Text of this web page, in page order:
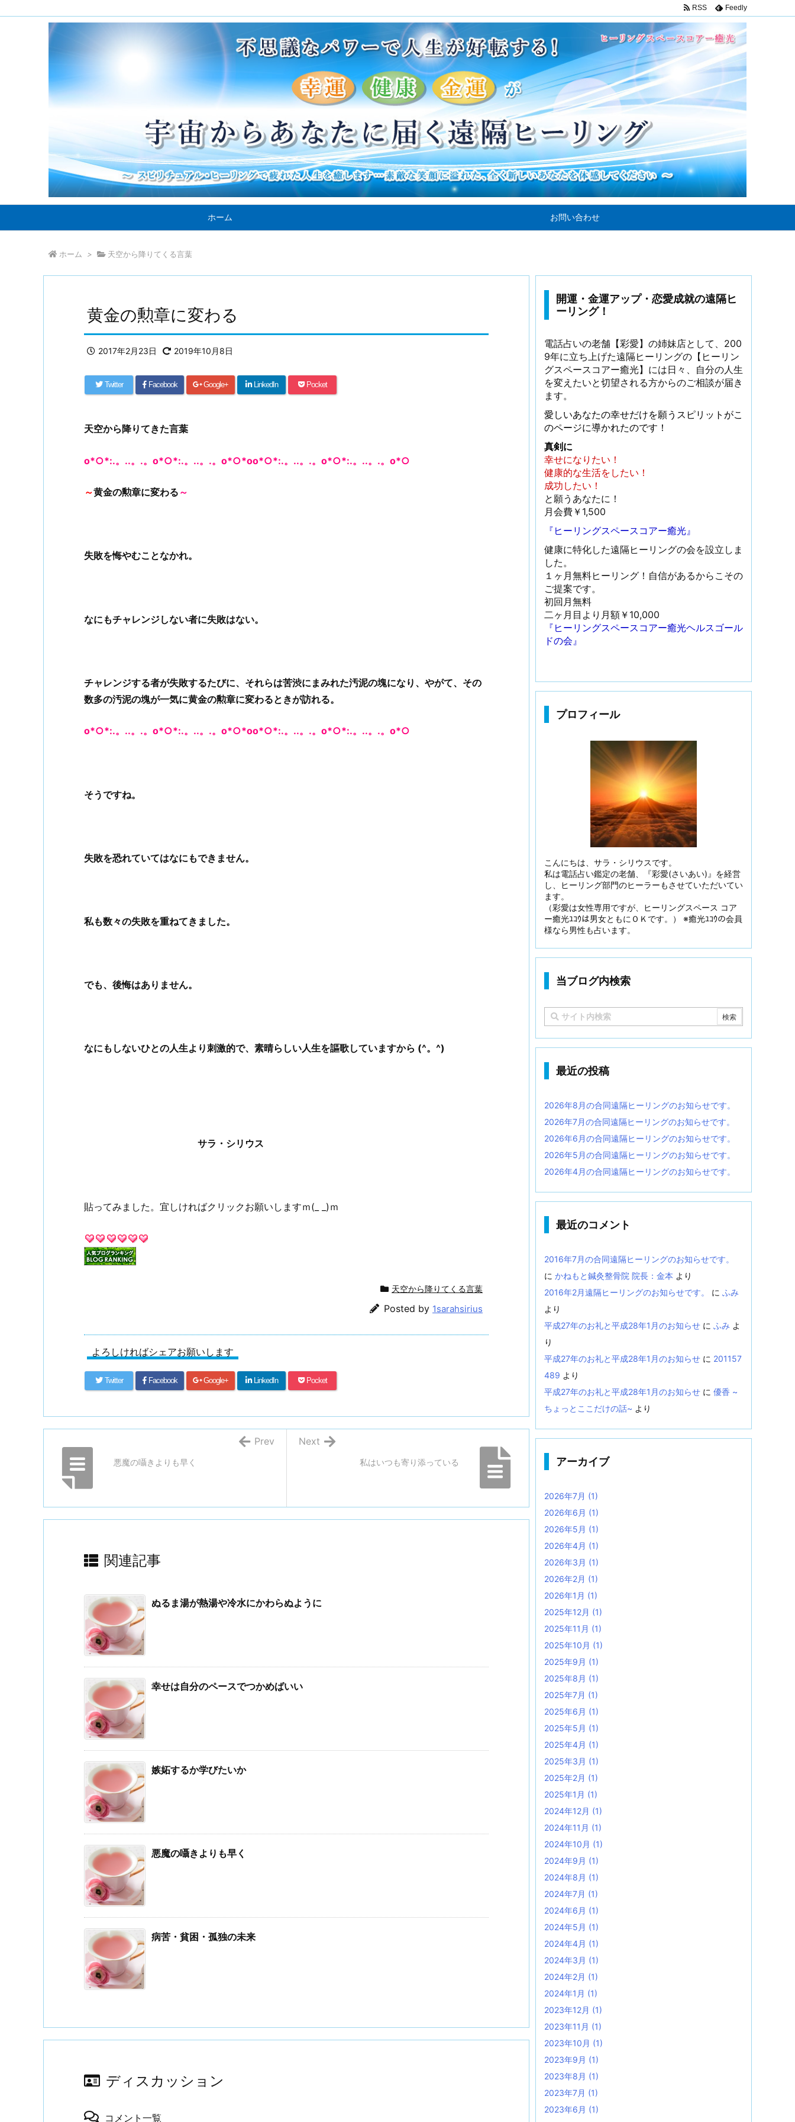
ホーム お問い合わせ
RSS Feedly
ホーム > 天空から降りてくる言葉
黄金の勲章に変わる
2017年2月23日 2019年10月8日
Twitter Facebook Google+ LinkedIn Pocket
天空から降りてきた言葉
o*○*:.。..。.。o*○*:.。..。.。o*○*oo*○*:.。..。.。o*○*:.。..。.。o*○
～黄金の勲章に変わる ～
失敗を悔やむことなかれ。
なにもチャレンジしない者に失敗はない。
チャレンジする者が失敗するたびに、それらは苦渋にまみれた汚泥の塊になり、やがて、その
数多の汚泥の塊が一気に黄金の勲章に変わるときが訪れる。
o*○*:.。..。.。o*○*:.。..。.。o*○*oo*○*:.。..。.。o*○*:.。..。.。o*○
そうですね。
失敗を恐れていてはなにもできません。
私も数々の失敗を重ねてきました。
でも、後悔はありません。
なにもしないひとの人生より刺激的で、素晴らしい人生を謳歌していますから (^。^)
サラ・シリウス
貼ってみました。宜しければクリックお願いしますｍ(_ _)ｍ
天空から降りてくる言葉
Posted by 1sarahsirius
よろしければシェアお願いします
Twitter Facebook Google+ LinkedIn Pocket
私はいつも寄り添っている
Next
悪魔の囁きよりも早く
Prev
関連記事
ぬるま湯が熱湯や冷水にかわらぬように
幸せは自分のペースでつかめばいい
嫉妬するか学びたいか
悪魔の囁きよりも早く
病苦・貧困・孤独の未来
ディスカッション
コメント一覧
開運・金運アップ・恋愛成就の遠隔ヒ
ーリング！
電話占いの老舗【彩愛】の姉妹店として、200
9年に立ち上げた遠隔ヒーリングの【ヒーリン
グスペースコアー癒光】には日々、自分の人生
を変えたいと切望される方からのご相談が届き
ます。
愛しいあなたの幸せだけを願うスピリットがこ
のページに導かれたのです！
真剣に
幸せになりたい！
健康的な生活をしたい！
成功したい！
と願うあなたに！
月会費￥1,500
『ヒーリングスペースコアー癒光』
健康に特化した遠隔ヒーリングの会を設立しま
した。
１ヶ月無料ヒーリング！自信があるからこその
ご提案です。
初回月無料
二ヶ月目より月額￥10,000
『ヒーリングスペースコアー癒光ヘルスゴール
ドの会』
プロフィール
こんにちは、サラ・シリウスです。
私は電話占い鑑定の老舗、『彩愛(さいあい)』を経営
し、ヒーリング部門のヒーラーもさせていただいてい
ます。
（彩愛は女性専用ですが、ヒーリングスペース コア
ー癒光ﾕｺｳは男女ともにＯＫです。） ※癒光ﾕｺｳの会員
様なら男性も占います。
当ブログ内検索
最近の投稿
2026年8月の合同遠隔ヒーリングのお知らせです。
2026年7月の合同遠隔ヒーリングのお知らせです。
2026年6月の合同遠隔ヒーリングのお知らせです。
2026年5月の合同遠隔ヒーリングのお知らせです。
2026年4月の合同遠隔ヒーリングのお知らせです。
最近のコメント
2016年7月の合同遠隔ヒーリングのお知らせです。
に かねもと鍼灸整骨院 院長：金本 より
2016年2月遠隔ヒーリングのお知らせです。
に ふみ
より
平成27年のお礼と平成28年1月のお知らせ に ふみ よ
り
平成27年のお礼と平成28年1月のお知らせ に 201157
489 より
平成27年のお礼と平成28年1月のお知らせ に 優香 ~
ちょっとここだけの話~ より
アーカイブ
2026年7月 (1)
2026年6月 (1)
2026年5月 (1)
2026年4月 (1)
2026年3月 (1)
2026年2月 (1)
2026年1月 (1)
2025年12月 (1)
2025年11月 (1)
2025年10月 (1)
2025年9月 (1)
2025年8月 (1)
2025年7月 (1)
2025年6月 (1)
2025年5月 (1)
2025年4月 (1)
2025年3月 (1)
2025年2月 (1)
2025年1月 (1)
2024年12月 (1)
2024年11月 (1)
2024年10月 (1)
2024年9月 (1)
2024年8月 (1)
2024年7月 (1)
2024年6月 (1)
2024年5月 (1)
2024年4月 (1)
2024年3月 (1)
2024年2月 (1)
2024年1月 (1)
2023年12月 (1)
2023年11月 (1)
2023年10月 (1)
2023年9月 (1)
2023年8月 (1)
2023年7月 (1)
2023年6月 (1)